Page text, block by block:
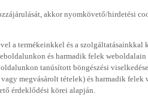
akkor nyomkövető/hirdetési
a termékeinkkel és a szolgáltatásainkkal
és harmadik felek
tanúsított böngészési
megvásárolt tételek) és harmadik
érdeklődési körei alapján.